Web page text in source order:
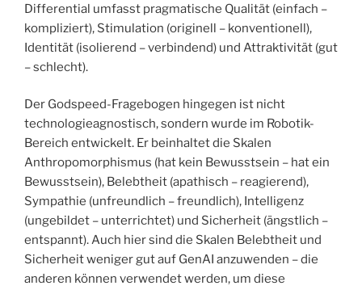
Differential umfasst pragmatische Qualität (einfach –
kompliziert), Stimulation (originell – konventionell),
Identität (isolierend – verbindend) und Attraktivität (gut
– schlecht).
Der Godspeed-Fragebogen hingegen ist nicht
technologieagnostisch, sondern wurde im Robotik-
Bereich entwickelt. Er beinhaltet die Skalen
Anthropomorphismus (hat kein Bewusstsein – hat ein
Bewusstsein), Belebtheit (apathisch – reagierend),
Sympathie (unfreundlich – freundlich), Intelligenz
(ungebildet – unterrichtet) und Sicherheit (ängstlich –
entspannt). Auch hier sind die Skalen Belebtheit und
Sicherheit weniger gut auf GenAI anzuwenden – die
anderen können verwendet werden, um diese